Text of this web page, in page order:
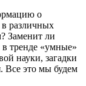
о
в различных
Заменит ли
тренде «умные»
науки, загадки
Все это мы будем